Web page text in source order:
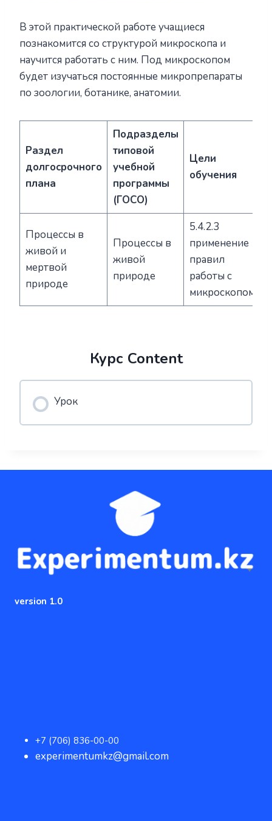
В этой практической работе учащиеся
познакомится со структурой микроскопа и
научится работать с ним. Под микроскопом
будет изучаться постоянные микропрепараты
по зоологии, ботанике, анатомии.
Раздел
долгосрочного
плана
Подразделы
типовой
учебной
программы
(ГОСО)
Цели
обучения
Процессы в
живой и
мертвой
природе
Процессы в
живой
природе
5.4.2.3
применение
правил
работы с
микроскопом;
Курс Content
Урок
version 1.0
+7 (706) 836-00-00
experimentumkz@gmail.com